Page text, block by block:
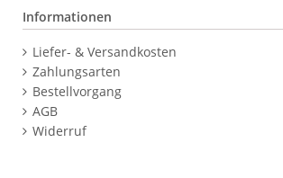
Informationen
Navigation
überspringen
Liefer- & Versandkosten
Zahlungsarten
Bestellvorgang
AGB
Widerruf